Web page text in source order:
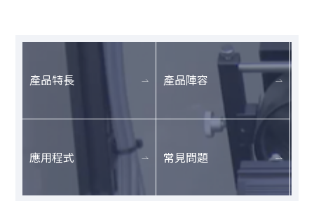
產品特長 產品陣容
應用程式 常見問題